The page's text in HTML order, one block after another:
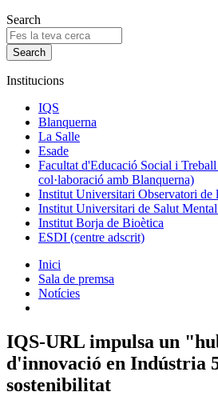
Search
Institucions
IQS
Blanquerna
La Salle
Esade
Facultat d'Educació Social i
col·laboració amb Blanquerna)
Institut Universitari Observatori de
Institut Universitari de Salut
Institut Borja de Bioètica
ESDI (centre adscrit)
Inici
Sala de premsa
Notícies
IQS-URL impulsa un
d'innovació en Indústria
sostenibilitat